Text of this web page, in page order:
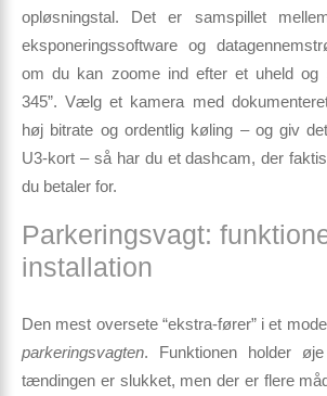
opløsningstal. Det er samspillet
eksponerings­software og
om du kan zoome ind efter et uheld og
345”. Vælg et kamera med
høj bitrate og ordentlig køling – og giv
U3-kort – så har du et dashcam, der
du betaler for.
Parkeringsvagt:
installation
Den mest oversete “ekstra-fører” i et
parkeringsvagten. Funktionen holder
tændingen er slukket, men der er flere